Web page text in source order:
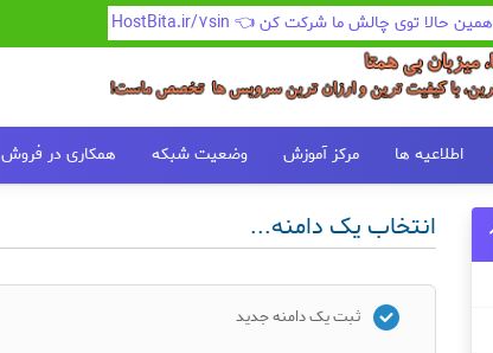
همین حالا توی چالش ما شرکت کن 👈 HostBita.ir/7sin
اطلاعیه ها مرکز آموزش وضعیت شبکه همکاری در فروش
انتخاب یک دامنه...
ثبت یک دامنه جدید